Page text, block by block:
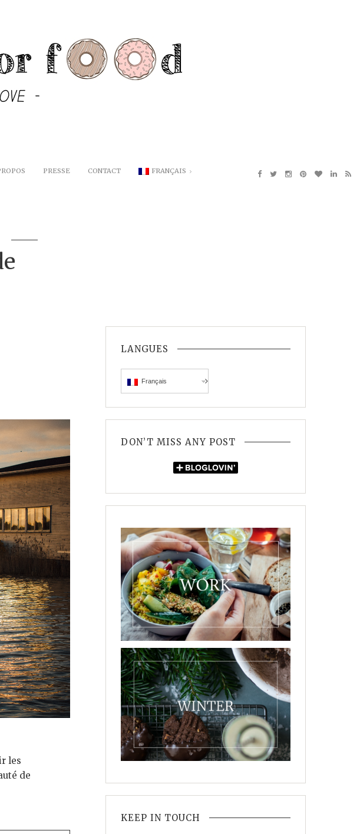
PRESSE CONTACT FRANÇAIS
les
de
LANGUES
Français
DON’T MISS ANY POST
KEEP IN TOUCH